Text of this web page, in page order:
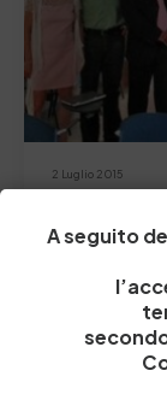
2 Luglio 2015
Nei giorni
provincia ha
Admin_dev2
A seguito